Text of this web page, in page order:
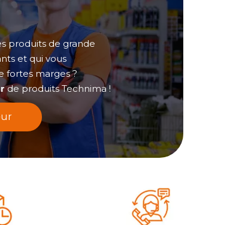
produits de grande
et qui vous
fortes marges ?
de produits Technima !